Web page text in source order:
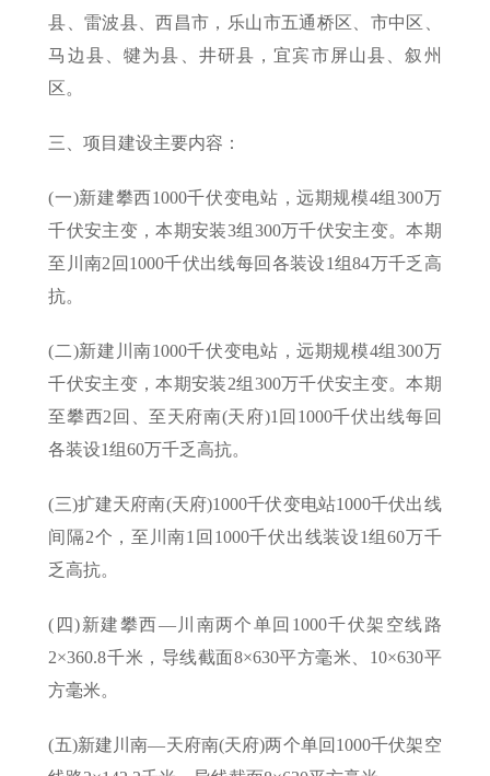
县、雷波县、西昌市，乐山市五通桥区、市中区、
马边县、犍为县、井研县，宜宾市屏山县、叙州
区。
三、项目建设主要内容：
(一)新建攀西1000千伏变电站，远期规模4组300万
千伏安主变，本期安装3组300万千伏安主变。本期
至川南2回1000千伏出线每回各装设1组84万千乏高
抗。
(二)新建川南1000千伏变电站，远期规模4组300万
千伏安主变，本期安装2组300万千伏安主变。本期
至攀西2回、至天府南(天府)1回1000千伏出线每回
各装设1组60万千乏高抗。
(三)扩建天府南(天府)1000千伏变电站1000千伏出线
间隔2个，至川南1回1000千伏出线装设1组60万千
乏高抗。
(四)新建攀西—川南两个单回1000千伏架空线路
2×360.8千米，导线截面8×630平方毫米、10×630平
方毫米。
(五)新建川南—天府南(天府)两个单回1000千伏架空